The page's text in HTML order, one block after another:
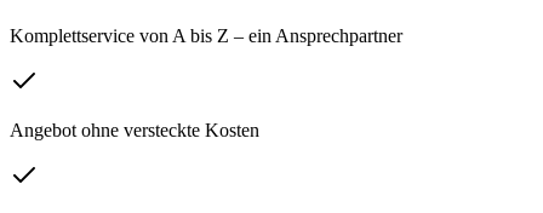
Komplettservice von A bis Z – ein Ansprechpartner
Angebot ohne versteckte Kosten